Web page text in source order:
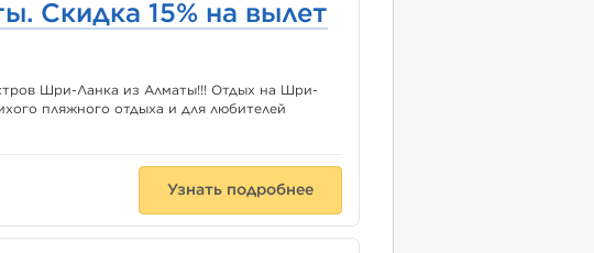
Скидка 15% на вылет
Шри-Ланка из Алматы!!! Отдых на Шри-
пляжного отдыха и для любителей
Узнать подробнее